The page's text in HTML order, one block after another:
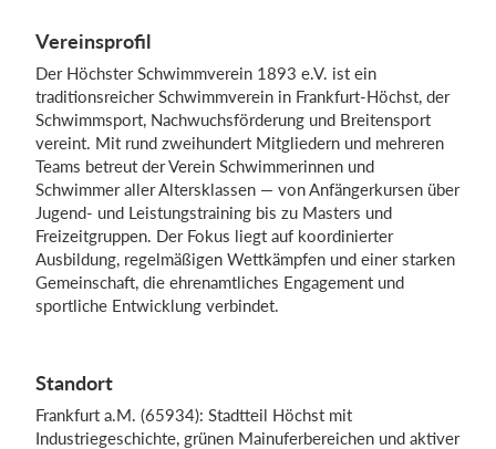
Vereins App
Belegungsplan
Was kostet es?
Deutsch
Einloggen
Vereinsprofil
Der Höchster Schwimmverein 1893 e.V. ist ein
traditionsreicher Schwimmverein in Frankfurt-Höchst, der
Schwimmsport, Nachwuchsförderung und Breitensport
vereint. Mit rund zweihundert Mitgliedern und mehreren
Teams betreut der Verein Schwimmerinnen und
Schwimmer aller Altersklassen — von Anfängerkursen über
Jugend- und Leistungstraining bis zu Masters und
Freizeitgruppen. Der Fokus liegt auf koordinierter
Ausbildung, regelmäßigen Wettkämpfen und einer starken
Gemeinschaft, die ehrenamtliches Engagement und
sportliche Entwicklung verbindet.
Standort
Frankfurt a.M. (65934): Stadtteil Höchst mit
Industriegeschichte, grünen Mainuferbereichen und aktiver